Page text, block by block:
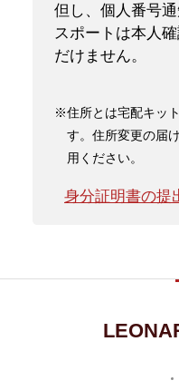
但し、個人番号
スポートは本人
だけません。
※住所とは宅配キッ
す。住所変更の届
用ください。
身分証明書の提